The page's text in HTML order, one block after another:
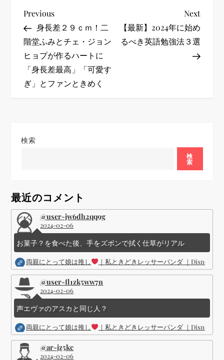
投
稿
ナ
ビ
ー
ン
Previous
Post
Previous
身長差２９ｃｍ！二
階堂ふみとチェ・ジョン
ヒョプが作るハートに
「身長差最高」「可愛す
ぎ」とファンときめく
Next
Post
Next
【最新】2024年に始め
るべき英語勉強法３選
検索
検
索
最近のコメント
@user-jw6dh2qq9g
2024-02-06
お菓子？を食べた後、手をズボンで拭く仕草がリアル
両親にとって娘は推し ｜私ときどきレッサーパンダ ｜Disney (
@user-fl1zk5ww7n
2024-02-06
声エヴァのアスカと同じ人？
両親にとって娘は推し ｜私ときどきレッサーパンダ ｜Disney (
@ar-jz5kc
2024-02-06